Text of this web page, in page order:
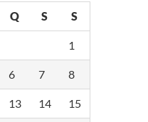
Q S S
1
6 7 8
13 14 15